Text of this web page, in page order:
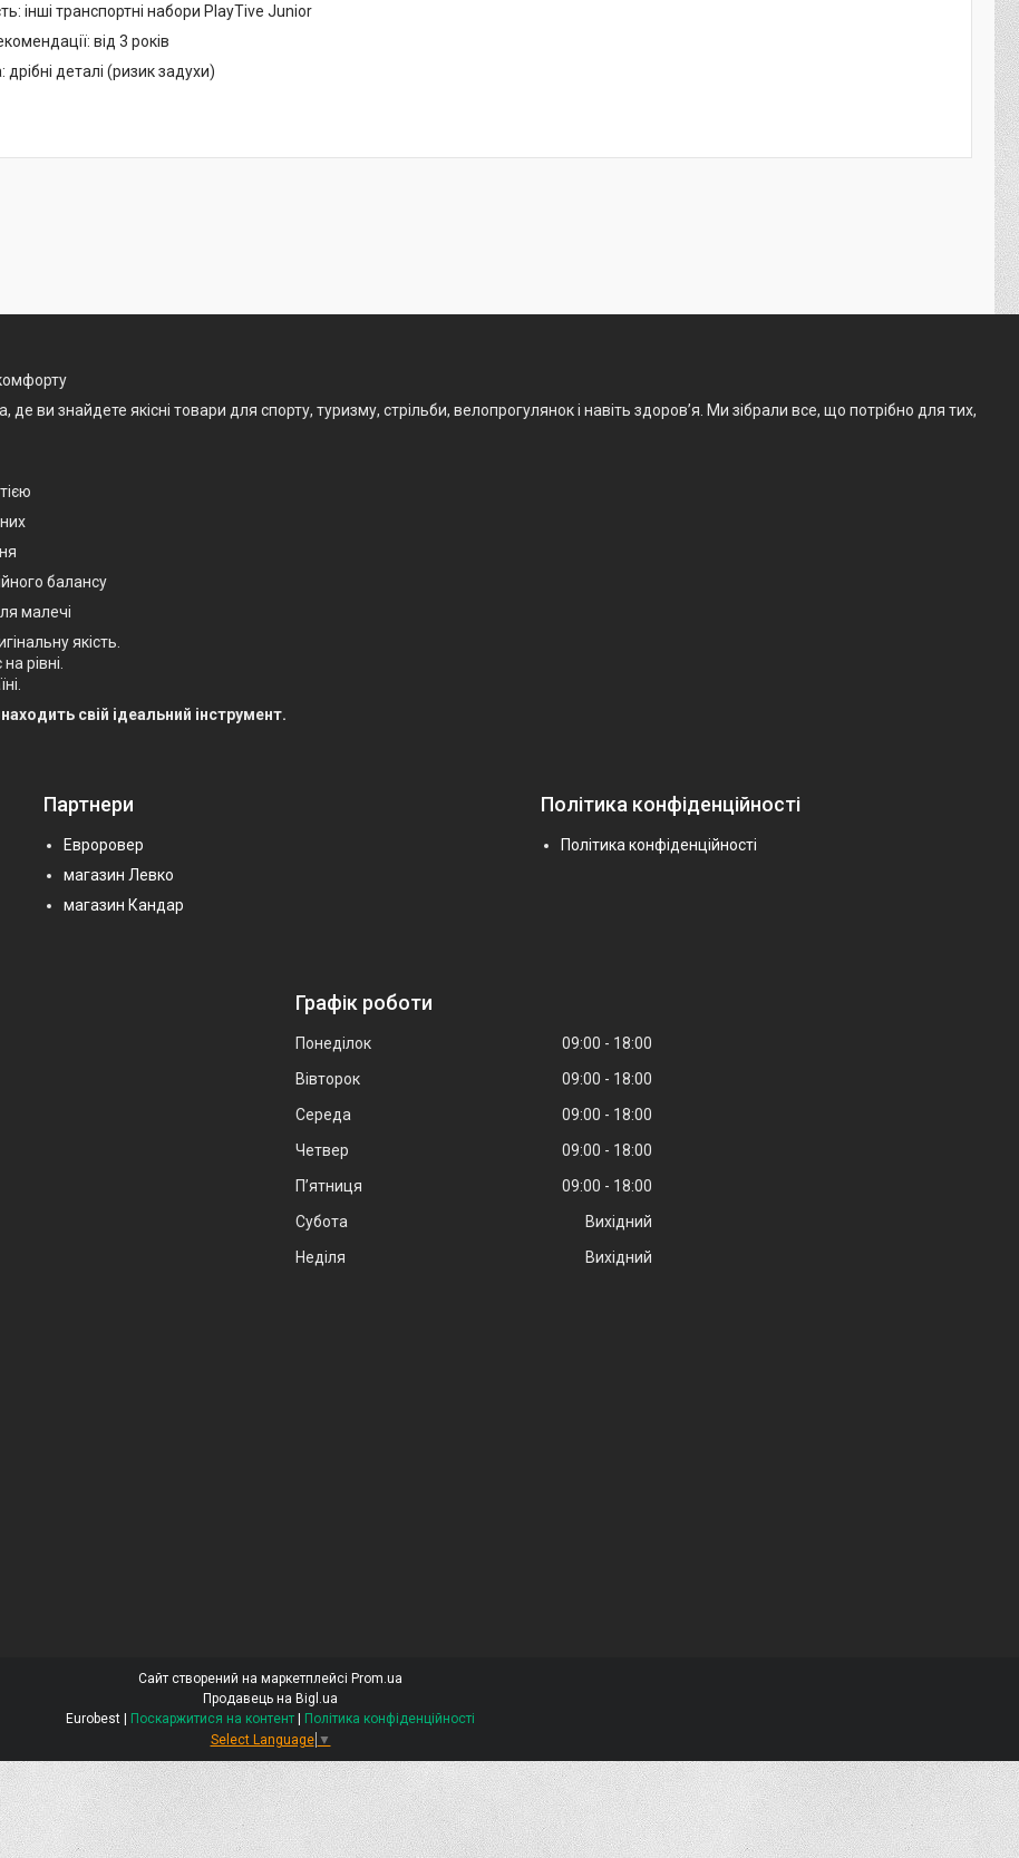
інші транспортні набори PlayTive Junior
від 3 років
деталі (ризик задухи)
ви знайдете якісні товари для спорту, туризму, стрільби, велопрогулянок і навіть здоров’я. Ми зібрали все, що потрібно для тих,
балансу
малечі
якість.
рівні.
свій ідеальний інструмент.
Партнери
Евроровер
магазин Левко
магазин Кандар
Політика конфіденційності
Політика конфіденційності
Графік роботи
Понеділок 09:00
18:00
Вівторок
09:00
18:00
Середа
09:00
18:00
Четвер
09:00
18:00
Пʼятниця
09:00
18:00
Субота
Вихідний
Неділя
Вихідний
Сайт створений на маркетплейсі Prom.ua
Продавець на Bigl.ua
Поскаржитися на контент
Політика конфіденційності
Select Language ▼